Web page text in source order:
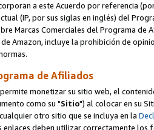
a este Acuerdo por referencia
(IP, por sus siglas en inglés) del
Marcas Comerciales del Programa
Amazon, incluye la prohibición de
de Afiliados
monetizar su sitio web, el
como su "Sitio") al colocar en su
otro sitio que se incluya en la
enlaces deben utilizar correctamente los